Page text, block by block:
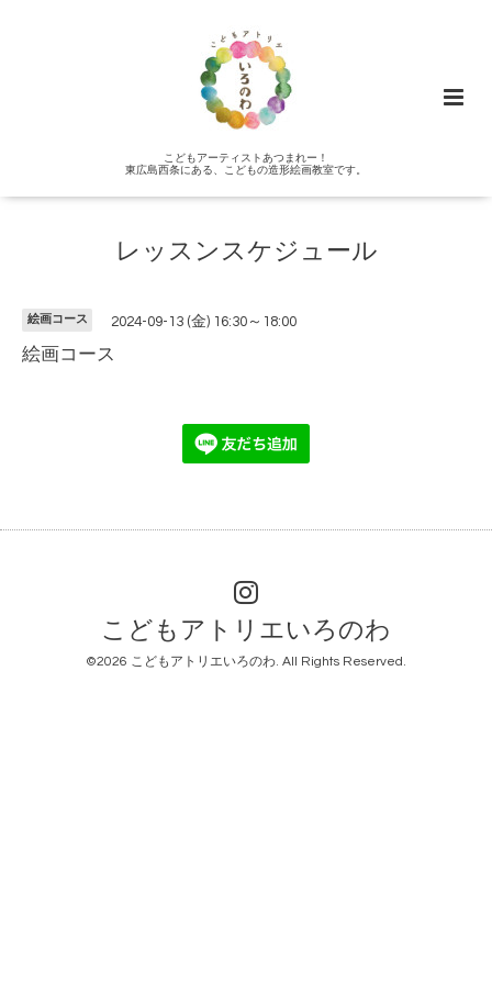
こどもアーティストあつまれー！
東広島西条にある、こどもの造形絵画教室です。
レッスンスケジュール
絵画コース 2024-09-13 (金) 16:30～18:00
絵画コース
こどもアトリエいろのわ
©2026 こどもアトリエいろのわ. All Rights Reserved.